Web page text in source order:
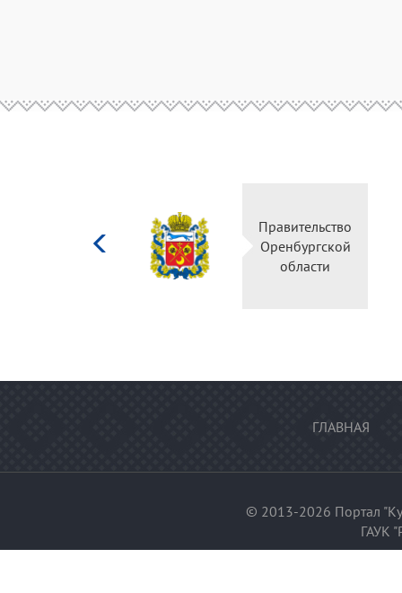
Правительство
Оренбургской
области
ГЛАВНАЯ
© 2013-2026 Портал
ГАУК